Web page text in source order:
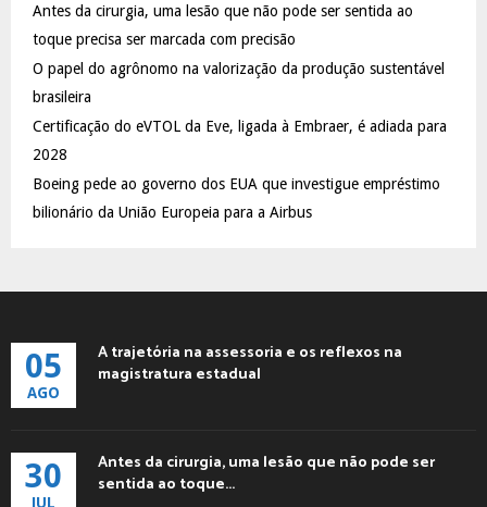
r
:
C
Antes da cirurgia, uma lesão que não pode ser sentida ao
toque precisa ser marcada com precisão
O papel do agrônomo na valorização da produção sustentável
brasileira
Certificação do eVTOL da Eve, ligada à Embraer, é adiada para
2028
Boeing pede ao governo dos EUA que investigue empréstimo
bilionário da União Europeia para a Airbus
05
AGO
A trajetória na assessoria e os reflexos na
magistratura estadual
30
JUL
Antes da cirurgia, uma lesão que não pode ser
sentida ao toque...